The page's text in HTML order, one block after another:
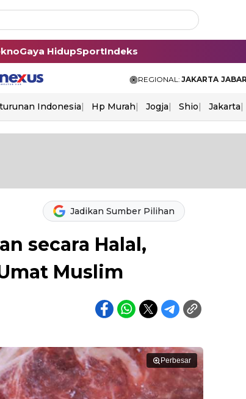
Gaya HidupSportIndeks
REGIONAL: JAKARTA JABAR
Indonesia Hp Murah Jogja Shio Jakarta
Jadikan Sumber Pilihan
secara Halal,
Muslim
Perbesar